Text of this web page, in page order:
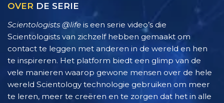
OVER DE SERIE
Scientologists @life is een serie video’s die
Scientologists van zichzelf hebben gemaakt om
contact te leggen met anderen in de wereld en hen
te inspireren. Het platform biedt een glimp van de
vele manieren waarop gewone mensen over de hele
wereld Scientology technologie gebruiken om meer
te leren, meer te creëren en te zorgen dat het in alle